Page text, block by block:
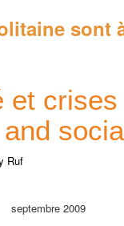
sont
et
Ruf
septembre 2009